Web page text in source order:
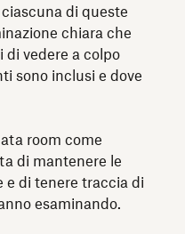
di queste
chiara che
vedere a colpo
sono inclusi e dove
room come
di mantenere le
e di tenere traccia di
esaminando.